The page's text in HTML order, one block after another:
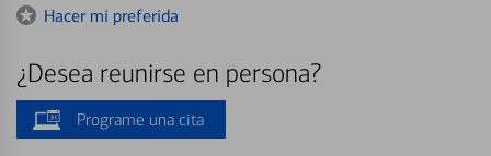
Hacer mi preferida
¿Desea reunirse en persona?
Programe una cita